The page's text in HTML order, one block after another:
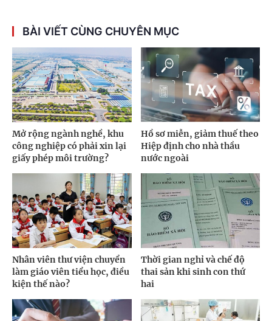
BÀI VIẾT CÙNG CHUYÊN MỤC
Mở rộng ngành nghề, khu
công nghiệp có phải xin lại
giấy phép môi trường?
Hồ sơ miễn, giảm thuế theo
Hiệp định cho nhà thầu
nước ngoài
Nhân viên thư viện chuyển
làm giáo viên tiểu học, điều
kiện thế nào?
Thời gian nghỉ và chế độ
thai sản khi sinh con thứ
hai